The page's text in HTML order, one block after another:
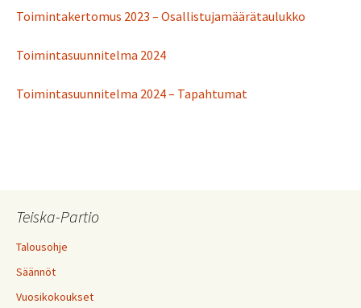
Toimintakertomus 2023 – Osallistujamäärätaulukko
Toimintasuunnitelma 2024
Toimintasuunnitelma 2024 – Tapahtumat
Teiska-Partio
Talousohje
Säännöt
Vuosikokoukset